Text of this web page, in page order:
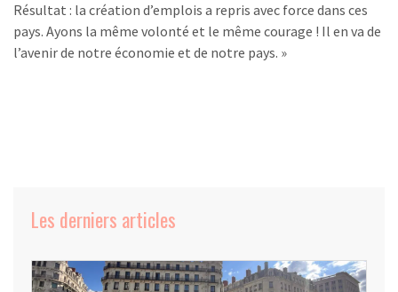
Résultat : la création d’emplois a repris avec force dans ces
pays. Ayons la même volonté et le même courage ! Il en va de
l’avenir de notre économie et de notre pays. »
Les derniers articles